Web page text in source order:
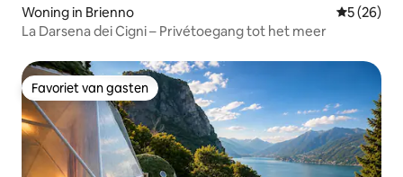
Woning in Brienno
5 (26)
La Darsena dei Cigni – Privétoegang tot het meer
Favoriet van gasten
Favoriet van gasten